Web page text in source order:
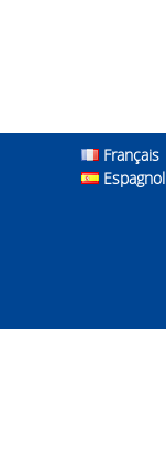
Français
Espagnol